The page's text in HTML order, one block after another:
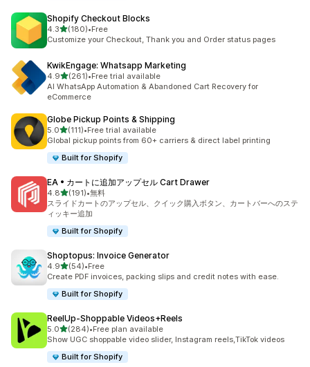
Shopify Checkout Blocks
4.35つ星中
(180)
合計レビュー数：180件
•Free
Customize your Checkout, Thank you and Order status pages
KwikEngage: Whatsapp Marketing
4.95つ星中
(261)
合計レビュー数：261件
•Free trial available
AI WhatsApp Automation & Abandoned Cart Recovery for
eCommerce
Globe Pickup Points & Shipping
5.05つ星中
(111)
合計レビュー数：111件
•Free trial available
Global pickup points from 60+ carriers & direct label printing
Built for Shopify
EA • カートに追加アップセル Cart Drawer
4.85つ星中
(191)
合計レビュー数：191件
•無料
スライドカートのアップセル、クイック購入ボタン、カートバーへのステ
ィッキー追加
Built for Shopify
Shoptopus: Invoice Generator
4.95つ星中
(54)
合計レビュー数：54件
•Free
Create PDF invoices, packing slips and credit notes with ease.
Built for Shopify
ReelUp‑Shoppable Videos+Reels
5.05つ星中
(284)
合計レビュー数：284件
•Free plan available
Show UGC shoppable video slider, Instagram reels,TikTok videos
Built for Shopify